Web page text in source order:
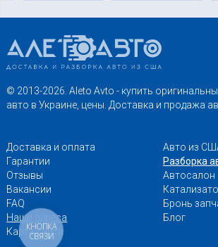
© 2013-2026. Aleto Avto - купить
авто в Украине, цены. Доставка и продажа
Доставка и оплата
Гарантии
Отзывы
Вакансии
FAQ
Наши адреса
Карта сайта
Авто из
Разборка
Автосалон
Бронь
Блог
КНОПКА
СВЯЗИ